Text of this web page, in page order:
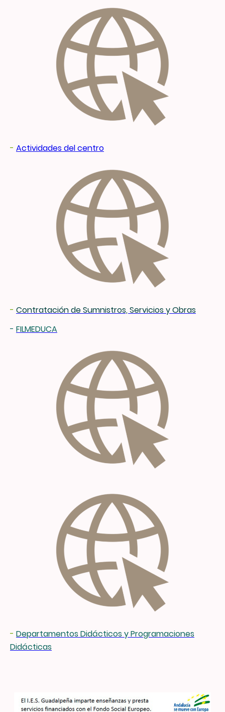
- Actividades del centro
- Contratación de Sumnistros, Servicios y Obras
- FILMEDUCA
- Departamentos Didácticos y Programaciones
Didácticas